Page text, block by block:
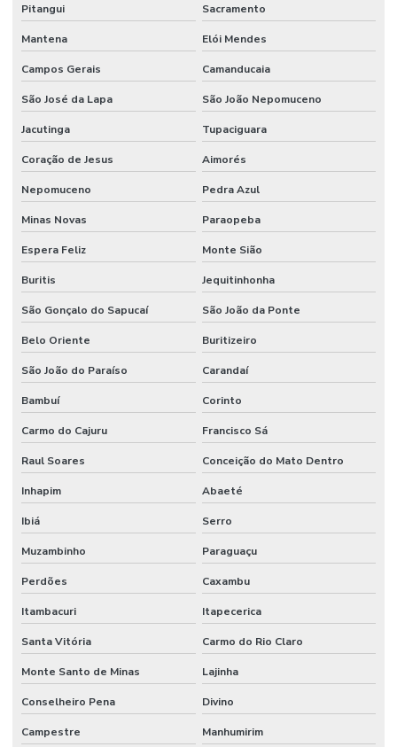
Piso Autonivelante Para Estacionamentos
Piso De Concreto Com Lapidação
Piso De Concreto Lapidado
Piso De Concreto Lapidado Durável
Piso De Epóxi
Piso De Epóxi Durável Para Indústrias
Piso Epóxi Autonivelante São Paulo
Piso Epóxi Em Curitiba
Piso Epóxi Industrial
Piso Epóxi Industrial Resistente A Químicos
Piso Epóxi Para Fábricas Em São Paulo
Piso Epóxi Resistente A Impactos
Piso Industrial Autonivelante Epóxi
Piso Industrial Epóxi Para Empresas
Piso Industrial Epóxi Paraná
Piso Nivelante Para Indústria
Piso Uretano Alto Desempenho Paraná
Piso Uretano Autonivelante
Piso Uretano Para Indústrias
Pitangui Sacramento
Mantena Elói Mendes
Campos Gerais Camanducaia
São José da Lapa São João Nepomuceno
Jacutinga Tupaciguara
Coração de Jesus Aimorés
Nepomuceno Pedra Azul
Minas Novas Paraopeba
Espera Feliz Monte Sião
Buritis Jequitinhonha
São Gonçalo do Sapucaí São João da Ponte
Belo Oriente Buritizeiro
São João do Paraíso Carandaí
Bambuí Corinto
Carmo do Cajuru Francisco Sá
Raul Soares Conceição do Mato Dentro
Inhapim Abaeté
Ibiá Serro
Muzambinho Paraguaçu
Perdões Caxambu
Itambacuri Itapecerica
Santa Vitória Carmo do Rio Claro
Monte Santo de Minas Lajinha
Conselheiro Pena Divino
Campestre Manhumirim